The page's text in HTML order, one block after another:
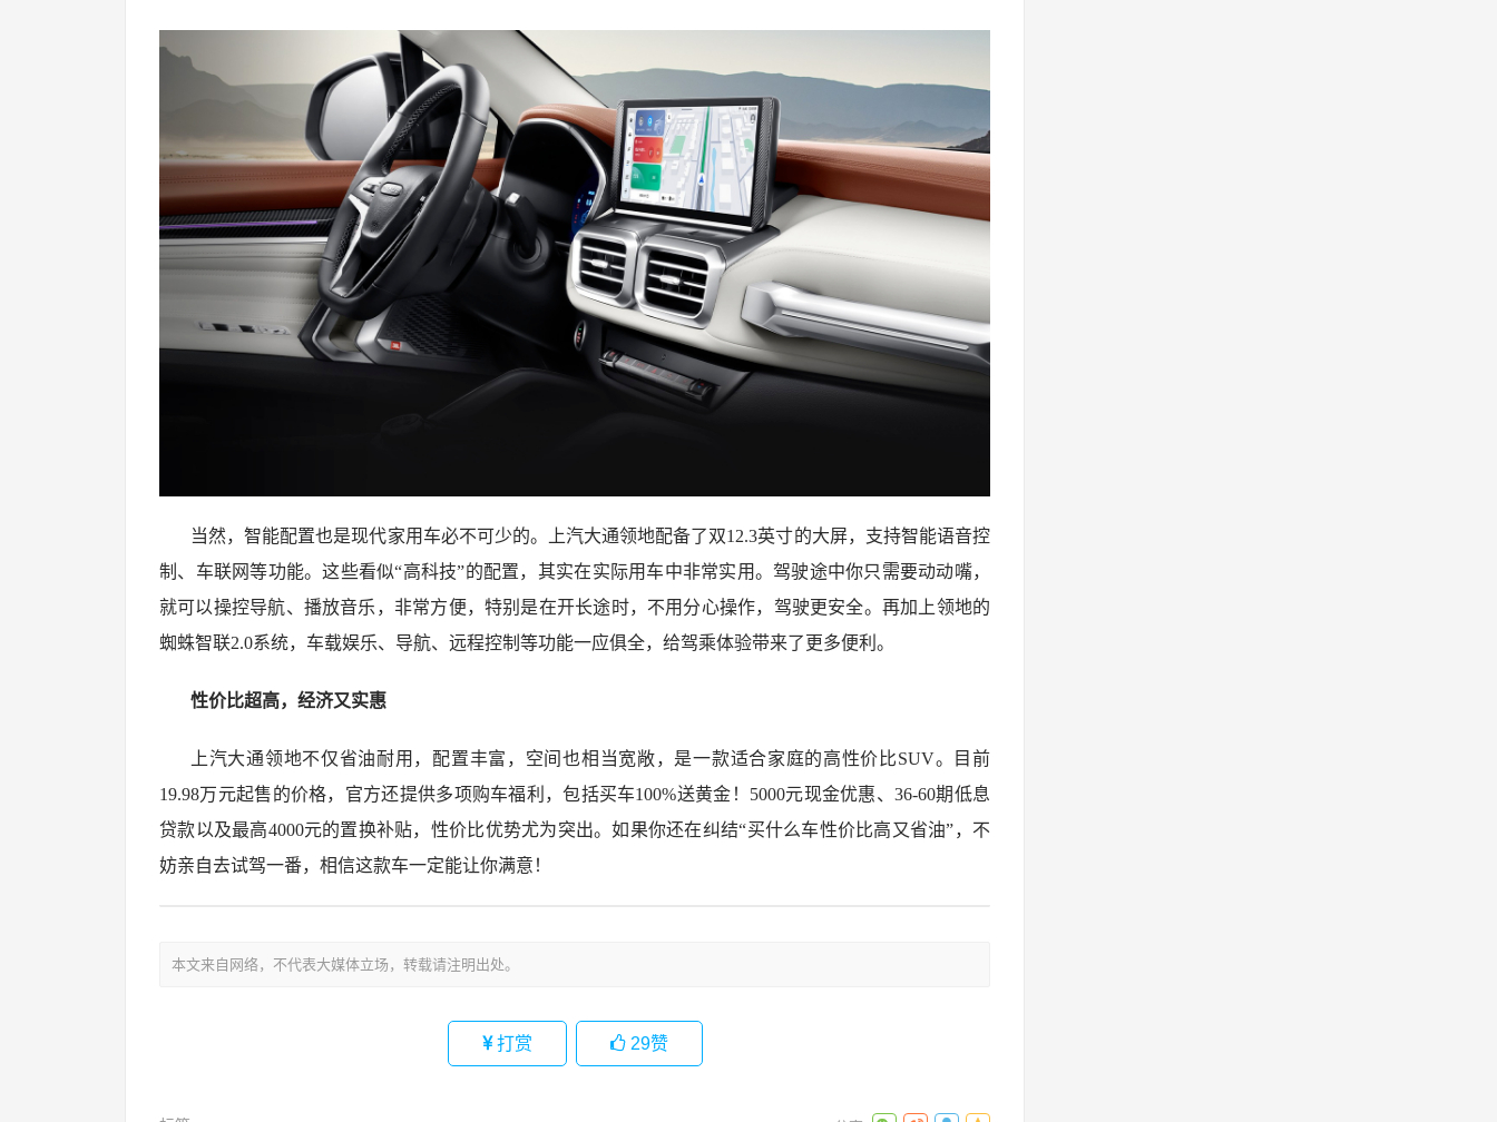
当然，智能配置也是现代家用车必不可少的。上汽大通领地配备了双12.3英寸的大屏，支持智能语音控
制、车联网等功能。这些看似“高科技”的配置，其实在实际用车中非常实用。驾驶途中你只需要动动嘴，
就可以操控导航、播放音乐，非常方便，特别是在开长途时，不用分心操作，驾驶更安全。再加上领地的
蜘蛛智联2.0系统，车载娱乐、导航、远程控制等功能一应俱全，给驾乘体验带来了更多便利。
性价比超高，经济又实惠
上汽大通领地不仅省油耐用，配置丰富，空间也相当宽敞，是一款适合家庭的高性价比SUV。目前
19.98万元起售的价格，官方还提供多项购车福利，包括买车100%送黄金！5000元现金优惠、36-60期低息
贷款以及最高4000元的置换补贴，性价比优势尤为突出。如果你还在纠结“买什么车性价比高又省油”，不
妨亲自去试驾一番，相信这款车一定能让你满意！
本文来自网络，不代表大媒体立场，转载请注明出处。
打赏 29赞